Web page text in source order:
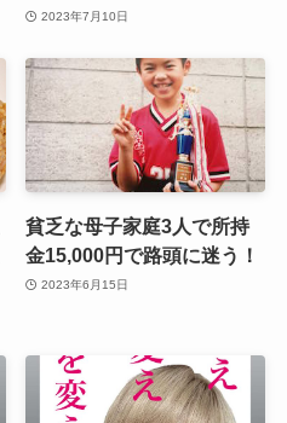
2023年7月10日
貧乏な母子家庭3人で所持
金15,000円で路頭に迷う！
2023年6月15日